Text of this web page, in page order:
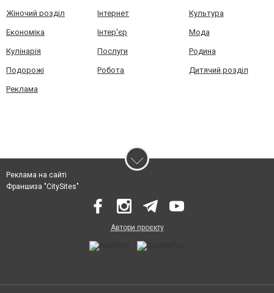
Жіночий розділ Інтернет Культура
Економіка Інтер'єр Мода
Кулінарія Послуги Родина
Подорожі Робота Дитячий розділ
Реклама
Реклама на сайті
Франшиза "CitySites"
Автори проєкту